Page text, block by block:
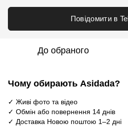
Повідомити в
До обраного
Чому обирають Asidada?
✓ Живі фото та відео
✓ Обмін або повернення 14 днів
✓ Доставка Новою поштою 1–2 дні